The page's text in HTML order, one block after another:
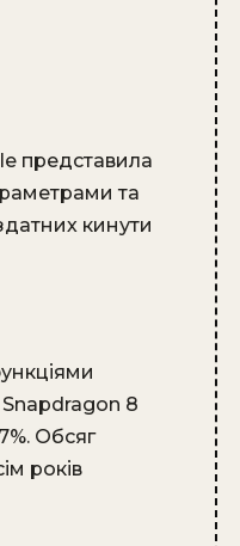
представила
та
кинути
8
Обсяг
років